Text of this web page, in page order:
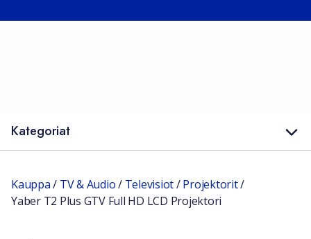
Kategoriat
Kauppa/ TV & Audio/ Televisiot/Projektorit/
Yaber T2 Plus GTV Full HD LCD Projektori